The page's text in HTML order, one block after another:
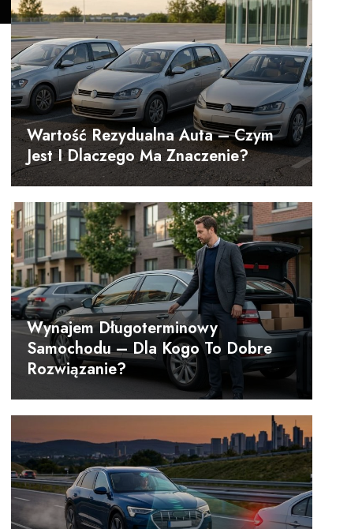
Wartość Rezydualna Auta – Czym
Jest I Dlaczego Ma Znaczenie?
Wynajem Długoterminowy
Samochodu – Dla Kogo To Dobre
Rozwiązanie?